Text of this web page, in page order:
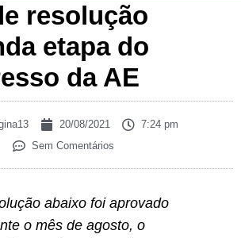
resolução
etapa do
da AE
20/08/2021
7:24 pm
Sem Comentários
abaixo foi aprovado
o mês de agosto, o